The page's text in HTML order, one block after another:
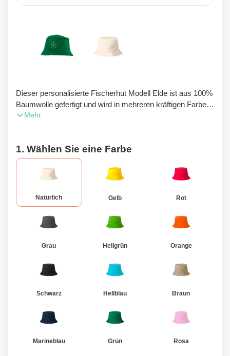
Dieser personalisierte Fischerhut Modell Elde ist aus 100%
Baumwolle gefertigt und wird in mehreren kräftigen Farben
angeboten.
Mehr
1. Wählen Sie eine Farbe
Natürlich Gelb Rot
Grau Hellgrün Orange
Schwarz Hellblau Braun
Marineblau Grün Rosa